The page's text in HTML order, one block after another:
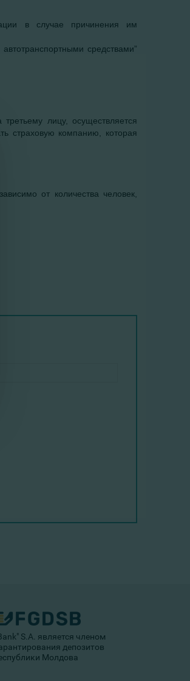
в случае причинения им
средствами”
лицу, осуществляется
страховую компанию, которая
от количества человек,
S.A. является членом
депозитов
Молдова